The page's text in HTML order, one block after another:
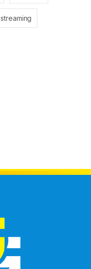
streaming